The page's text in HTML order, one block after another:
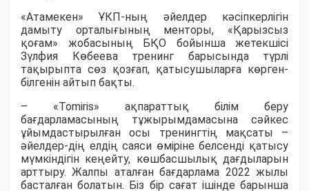
«Атамекен» ҰКП-ның әйелдер кәсіпкерлігін
дамыту орталығының менторы, «Қарызсыз
қоғам» жобасының БҚО бойынша жетекшісі
Зүлфия Көбеева тренинг барысында түрлі
тақырыпта сөз қозғап, қатысушыларға көрген-
білгенін айтып бақты.
– «Tomiris» ақпараттық білім беру
бағдарламасының тұжырымдамасына сәйкес
ұйымдастырылған осы тренингтің мақсаты –
әйелдер-дің елдің саяси өміріне белсенді қатысу
мүмкіндігін кеңейту, көшбасшылық дағдыларын
арттыру. Жалпы аталған бағдарлама 2022 жылы
басталған болатын. Біз бір сағат ішінде барынша